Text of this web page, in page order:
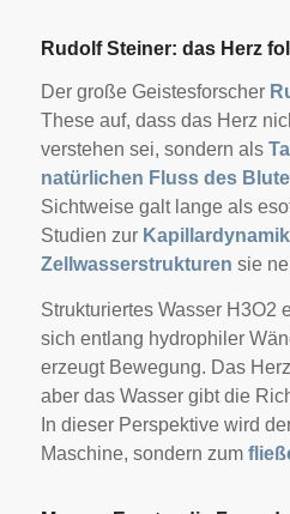
Rudolf Steiner: das Herz
Der große Geistesforscher
These auf, dass das Herz
verstehen sei, sondern als
natürlichen Fluss des
Sichtweise galt lange als
Studien zur Kapillardynamik
Zellwasserstrukturen sie
Strukturiertes Wasser H3O2
sich entlang hydrophiler
erzeugt Bewegung. Das
aber das Wasser gibt die
In dieser Perspektive wird
Maschine, sondern zum